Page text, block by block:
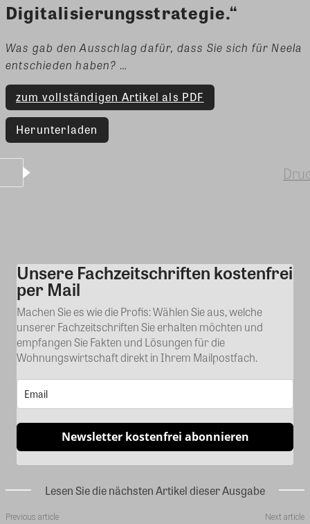
Digitalisierungsstrategie.“
Was gab den Ausschlag dafür, dass Sie sich für Neela
entschieden haben? …
zum vollständigen Artikel als PDF
Herunterladen
Kommentar
Unsere Fachzeitschriften kostenfrei
per Mail
Machen Sie es wie die Profis: Wählen Sie aus, welche
unserer Fachzeitschriften Sie erhalten möchten und
empfangen Sie Fakten und Lösungen für die
Wohnungswirtschaft direkt in Ihrem Mailpostfach.
Newsletter kostenfrei abonnieren
Lesen Sie die nächsten Artikel dieser Ausgabe
Previous article Next article